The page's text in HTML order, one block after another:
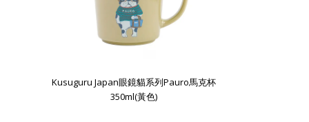
Kusuguru Japan眼鏡貓系列Pauro馬克杯
350ml(黃色)